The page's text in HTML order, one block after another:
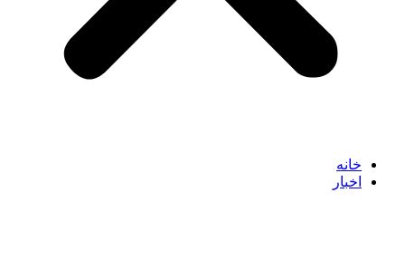
خانه
اخبار